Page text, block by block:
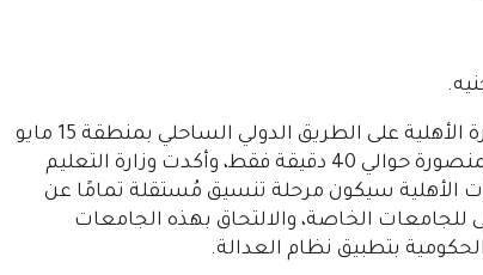
تقع جامعة المنصورة الأهلية على الطريق الدولي الساحلي بمنطقة 15 مايو
السكنية بمدينة جمصة، وتبعد عن مدينة المنصورة حوالي 40 دقيقة فقط، وأكدت وزارة التعليم
الأهلية سيكون مرحلة تنسيق مُستقلة تمامًا عن
للجامعات الخاصة، والالتحاق بهذه الجامعات
بتطبيق نظام العدالة.